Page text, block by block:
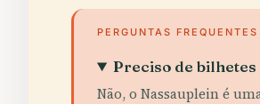
PERGUNTAS FREQUENTES
Preciso de
Não, o Nassauplein é